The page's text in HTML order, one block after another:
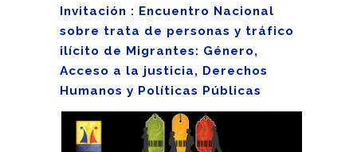
Invitación : Encuentro Nacional
sobre trata de personas y tráfico
ilícito de Migrantes: Género,
Acceso a la justicia, Derechos
Humanos y Políticas Públicas